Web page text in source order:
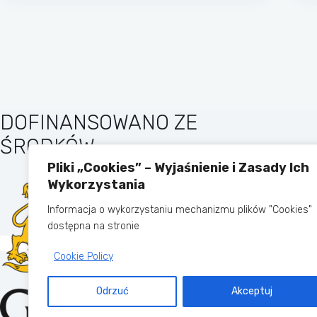
Pliki „Cookies” – Wyjaśnienie i Zasady Ich
Wykorzystania
Informacja o wykorzystaniu mechanizmu plików "Cookies"
dostępna na stronie
Cookie Policy
Odrzuć Akceptuj
DOFINANSOWANO ZE
ŚRODKÓW